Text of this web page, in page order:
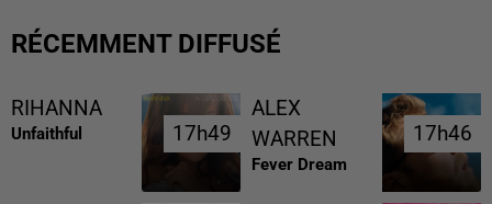
RÉCEMMENT DIFFUSÉ
RIHANNA
Unfaithful 17h49
17h49
ALEX
WARREN
Fever Dream
17h46
17h46